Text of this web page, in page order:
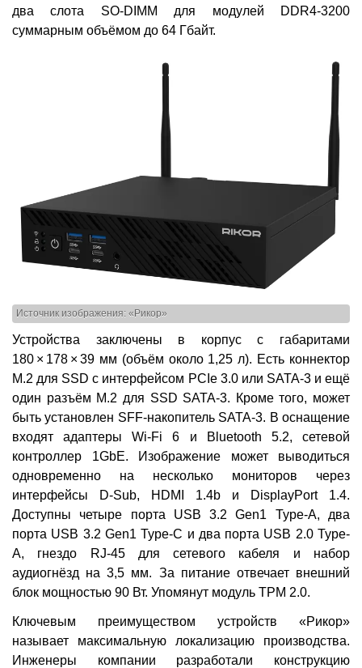
два слота SO-DIMM для модулей DDR4-3200
суммарным объёмом до 64 Гбайт.
Источник изображения: «Рикор»
Устройства заключены в корпус с габаритами
180 × 178 × 39 мм (объём около 1,25 л). Есть коннектор
М.2 для SSD с интерфейсом PCIe 3.0 или SATA-3 и ещё
один разъём М.2 для SSD SATA-3. Кроме того, может
быть установлен SFF-накопитель SATA-3. В оснащение
входят адаптеры Wi-Fi 6 и Bluetooth 5.2, сетевой
контроллер 1GbE. Изображение может выводиться
одновременно на несколько мониторов через
интерфейсы D-Sub, HDMI 1.4b и DisplayPort 1.4.
Доступны четыре порта USB 3.2 Gen1 Type-A, два
порта USB 3.2 Gen1 Type-С и два порта USB 2.0 Type-
A, гнездо RJ-45 для сетевого кабеля и набор
аудиогнёзд на 3,5 мм. За питание отвечает внешний
блок мощностью 90 Вт. Упомянут модуль ТРМ 2.0.
Ключевым преимуществом устройств «Рикор»
называет максимальную локализацию производства.
Инженеры компании разработали конструкцию